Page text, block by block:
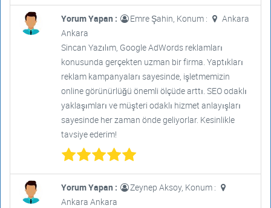
Yorum Yapan : Emre Şahin, Konum :
Ankara
Ankara
Sincan Yazılım, Google AdWords reklamları
konusunda gerçekten uzman bir firma. Yaptıkları
reklam kampanyaları sayesinde, işletmemizin
online görünürlüğü önemli ölçüde arttı. SEO odaklı
yaklaşımları ve müşteri odaklı hizmet anlayışları
sayesinde her zaman önde geliyorlar. Kesinlikle
tavsiye ederim!
Yorum Yapan :
Zeynep Aksoy, Konum :
Ankara Ankara